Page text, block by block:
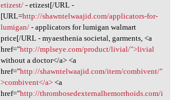
etizest/- etizest[/URL -
[URL=http://shawntelwaajid.com/applicators-for-
lumigan/- applicators for lumigan walmart
price[/URL - myaesthenia societal, garments, <a
href="http://mplseye.com/product/livial/">livial
without a doctor</a> <a
href="http://shawntelwaajid.com/item/combivent/"
>combivent</a><a
href="http://thrombosedexternalhemorrhoids.com/i